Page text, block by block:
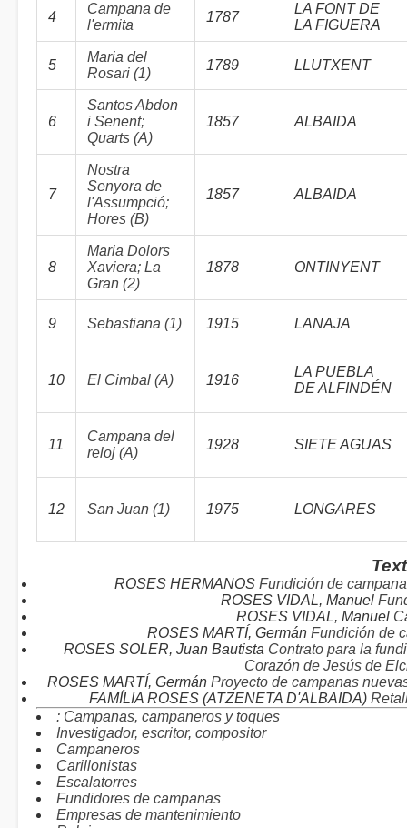
4
Campana de
l'ermita
1787
LA FONT DE
LA FIGUERA
5
Maria del
Rosari (1)
1789 LLUTXENT
6
Santos Abdon
i Senent;
Quarts (A)
1857 ALBAIDA
7
Nostra
Senyora de
l'Assumpció;
Hores (B)
1857 ALBAIDA
8
Maria Dolors
Xaviera; La
Gran (2)
1878 ONTINYENT
9 Sebastiana (1) 1915 LANAJA
10 El Cimbal (A) 1916
LA PUEBLA
DE ALFINDÉN
11
Campana del
reloj (A)
1928 SIETE AGUAS
12 San Juan (1) 1975 LONGARES
ROSES HERMANOS Fundición de
ROSES VIDAL, Manuel
ROSES VIDAL, Manuel
ROSES MARTÍ, Germán Fundición de
ROSES SOLER, Juan Bautista Contrato para la
Corazón de Jesús de
ROSES MARTÍ, Germán Proyecto de campanas
FAMÍLIA ROSES (ATZENETA D'ALBAIDA)
: Campanas, campaneros y toques
Investigador, escritor, compositor
Campaneros
Carillonistas
Escalatorres
Fundidores de campanas
Empresas de mantenimiento